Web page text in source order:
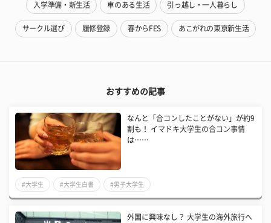
入学準備・新生活 車のある生活 引っ越し・一人暮らし
サークル選び 履修登録 春からFES あこがれの東京新生活
おすすめの記事
なんと「合コンしたことがない」が約9
割も！ イマドキ大学生の合コン事情
は……
#大学生 #大学生白書 #男子大学生
外国に興味なし？ 大学生の海外旅行へ